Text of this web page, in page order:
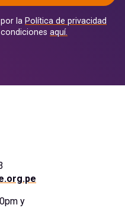
la Política de privacidad
aquí.
y